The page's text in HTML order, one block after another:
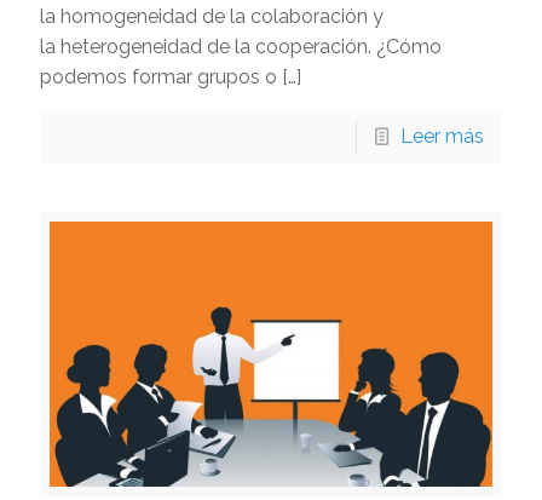
la homogeneidad de la colaboración y
la heterogeneidad de la cooperación. ¿Cómo
podemos formar grupos o […]
Leer más